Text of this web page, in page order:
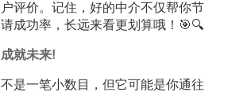
评价。记住，好的中介不仅帮你节
成功率，长远来看更划算哦！🎯🔍
就未来!
是一笔小数目，但它可能是你通往